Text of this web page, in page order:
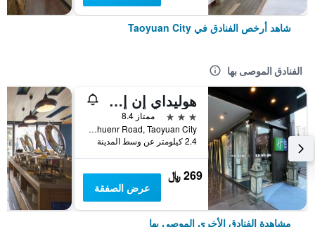
شاهد أرخص الفنادق في Taoyuan City
الفنادق الموصى بها
هوليداي إن إكسبرس تاويوا بآباي آيتش جي
3 نجوم
ممتاز 8.4
No. 1039 Chuenr Road, Taoyuan City, تايوان
2.4 كيلومتر عن وسط المدينة
269 ﷼
عرض الصفقة
مشاهدة الفنادق الأخرى الموصى بها